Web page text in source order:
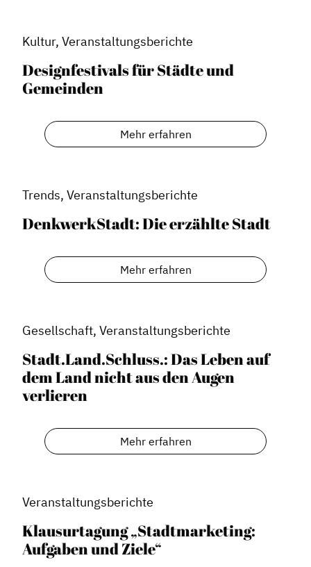
Formate
Stadtmarketing
Handlungsräume
Netzwerkmanagement
Stadtraumgestaltung
Contentmanagement
Serviceleistungen
Kooperationen
Service
Podcast
News
Informiert bleiben
Presse
Mosaik
Expertenwissen
Kultur, Veranstaltungsberichte
Designfestivals für Städte und
Gemeinden
Mehr erfahren
Trends, Veranstaltungsberichte
DenkwerkStadt: Die erzählte Stadt
Mehr erfahren
Gesellschaft, Veranstaltungsberichte
Stadt.Land.Schluss.: Das Leben auf
dem Land nicht aus den Augen
verlieren
Mehr erfahren
Veranstaltungsberichte
Klausurtagung „Stadtmarketing:
Aufgaben und Ziele“